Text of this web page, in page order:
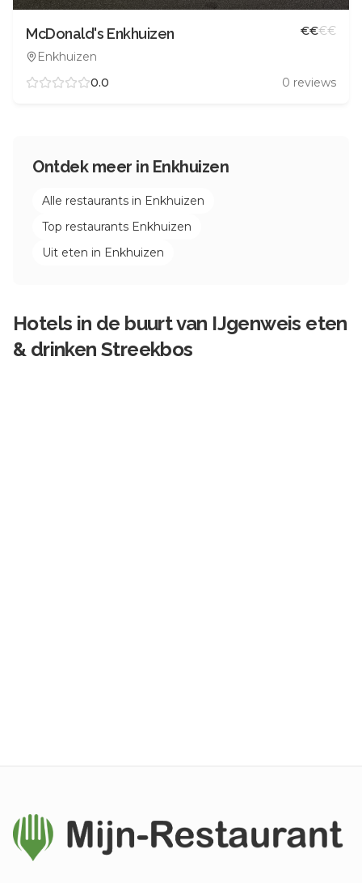
McDonald's Enkhuizen
Enkhuizen
€€€€
0.0 0 reviews
Ontdek meer in Enkhuizen
Alle restaurants in Enkhuizen
Top restaurants Enkhuizen
Uit eten in Enkhuizen
Hotels in de buurt van IJgenweis eten
& drinken Streekbos